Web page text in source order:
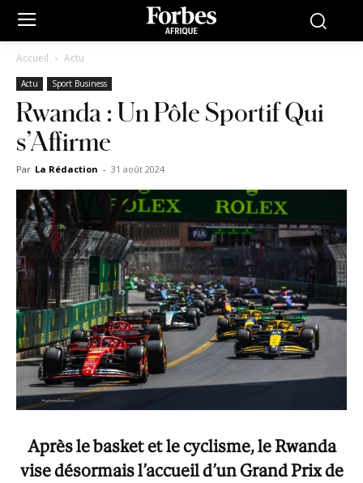
Accueil Actu
Actu Sport Business
Rwanda : Un Pôle Sportif Qui
s’Affirme
Par La Rédaction - 31 août 2024
Après le basket et le cyclisme, le Rwanda
vise désormais l’accueil d’un Grand Prix de